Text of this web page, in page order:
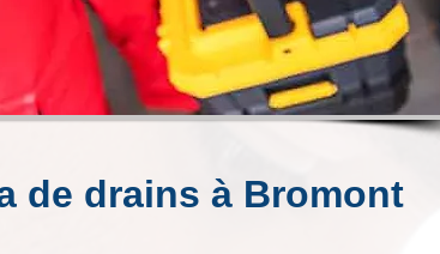
de drains à Bromont